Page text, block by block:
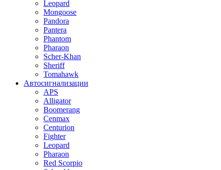
Leopard
Mongoose
Pandora
Pantera
Phantom
Pharaon
Scher-Khan
Sheriff
Tomahawk
Автосигнализации
APS
Alligator
Boomerang
Cenmax
Centurion
Fighter
Leopard
Pharaon
Red Scorpio